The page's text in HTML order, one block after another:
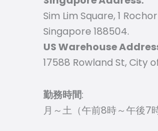
Sim Lim Square, 1
Singapore 188504.
US Warehouse
17588 Rowland St, City
勤務時間:
月～土（午前8時～午後7